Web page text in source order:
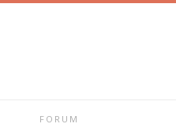
FORUM